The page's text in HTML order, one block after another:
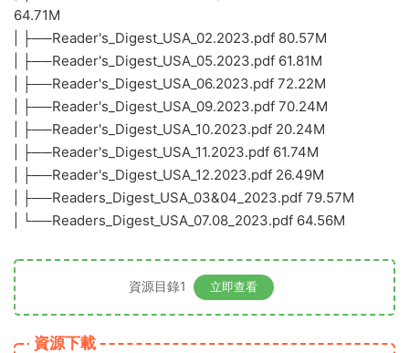
64.71M
| ├──Reader's_Digest_USA_02.2023.pdf 80.57M
| ├──Reader's_Digest_USA_05.2023.pdf 61.81M
| ├──Reader's_Digest_USA_06.2023.pdf 72.22M
| ├──Reader's_Digest_USA_09.2023.pdf 70.24M
| ├──Reader's_Digest_USA_10.2023.pdf 20.24M
| ├──Reader's_Digest_USA_11.2023.pdf 61.74M
| ├──Reader's_Digest_USA_12.2023.pdf 26.49M
| ├──Readers_Digest_USA_03&04_2023.pdf 79.57M
| └──Readers_Digest_USA_07.08_2023.pdf 64.56M
資源目錄1 立即查看
資源下載